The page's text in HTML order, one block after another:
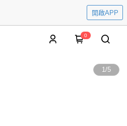
開啟APP
0
1/5